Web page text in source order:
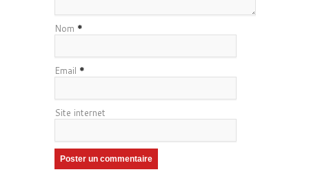
Nom *
Email *
Site internet